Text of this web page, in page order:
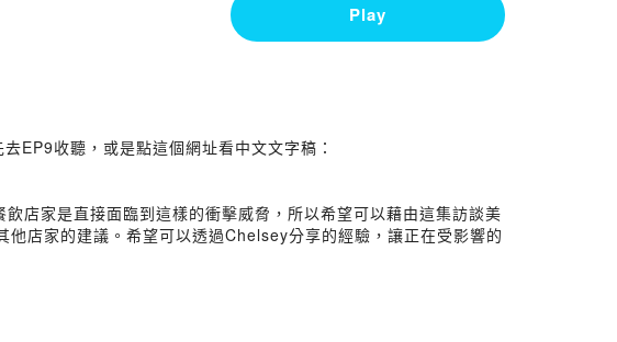
Play
EP9收聽，或是點這個網址看中文文字稿：
店家是直接面臨到這樣的衝擊威脅，所以希望可以藉由這集訪談美
店家的建議。希望可以透過Chelsey分享的經驗，讓正在受影響的